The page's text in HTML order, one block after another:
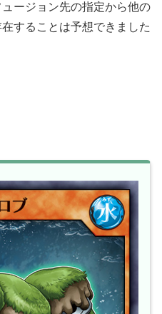
ージョン先の指定から他の
することは予想できました